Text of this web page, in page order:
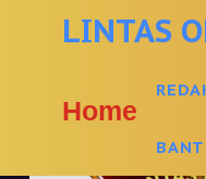
LINTAS
Home